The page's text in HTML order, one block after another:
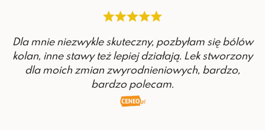
Dla mnie niezwykle skuteczny, pozbyłam się bólów
kolan, inne stawy też lepiej działają. Lek stworzony
dla moich zmian zwyrodnieniowych, bardzo,
bardzo polecam.